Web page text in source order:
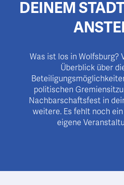
DEINEM
Was ist los in Wolfsburg?
Überblick über
politischen
Nachbarschaftsfest in
weitere. Es fehlt noch
eigene